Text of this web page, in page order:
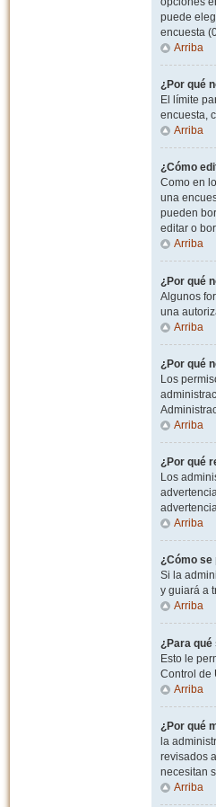
puede
encuesta
Arriba
¿Por qué
El límite
encuesta,
Arriba
¿Cómo
Como en
una
pueden
editar o
Arriba
¿Por qué
Algunos
una
Arriba
¿Por qué
Los
Arriba
¿Por qué
Los
Arriba
¿Cómo se
Si la
y guiará a
Arriba
¿Para
Esto le
Control de
Arriba
¿Por qué
la
revisados
necesitan
Arriba